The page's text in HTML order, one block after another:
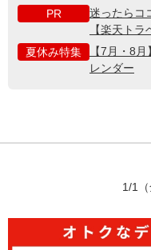
PR
迷ったらコ
【楽天トラ
夏休み特集
【7月・8
レンダー
1/1